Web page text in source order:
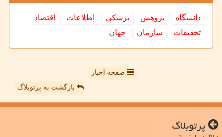
دانشگاه پژوهش پزشكی اطلاعات
اقتصاد
تحقیقات
سازمان جهان
صفحه اخبار
بازگشت به پرتوبلاگ
پرتوبلاگ